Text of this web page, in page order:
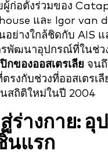
ผู้ก่อตั้งร่วมของ
และ Igor van
อย่างใกล้ชิดกับ AIS แ
รพัฒนาอุปกรณ์ที่ในช่ว
กของออสเตรเลีย จน
ตรงกับช่วงที่ออสเตรเ
นสถิติใหม่ในปี 2004
สู่ร่างกาย:
นแรก